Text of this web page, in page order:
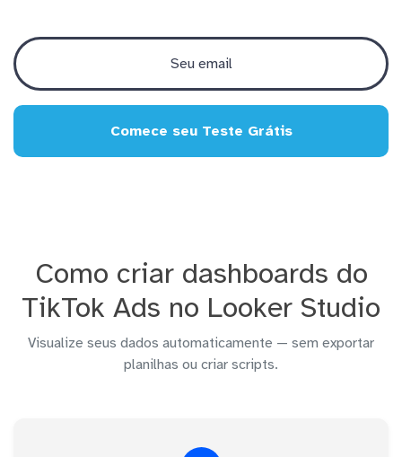
Comece seu Teste Grátis
Como criar dashboards do
TikTok Ads no Looker Studio
Visualize seus dados automaticamente — sem exportar
planilhas ou criar scripts.